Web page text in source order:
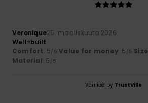
Veronique25. maaliskuuta 2026
Well-built
Comfort: 5/5 Value for money: 5 /5 Size
Material: 5 /5
Verified by TrustVille